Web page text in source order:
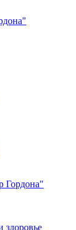
Гордона"
здоровье